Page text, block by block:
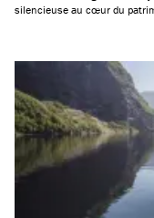
silencieuse au cœur du